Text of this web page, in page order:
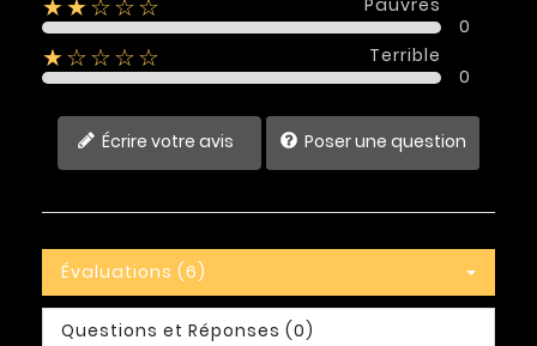
★★☆☆☆
0
★☆☆☆☆
Terrible
0
Écrire votre avis Poser une question
Évaluations (6)
Questions et Réponses (0)